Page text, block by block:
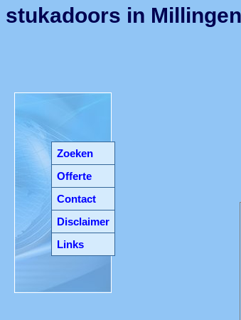
Zoeken
Offerte
Contact
Disclaimer
Links
stukadoors in